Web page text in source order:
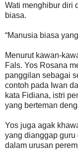
Wati menghibur diri
biasa.
“Manusia biasa
Menurut kawan-
Fals. Yos Rosana
panggilan sebagai
contoh pada Iwan
kata Fidiana, istri
yang berteman
Yos juga agak
yang dianggap
dalam urusan